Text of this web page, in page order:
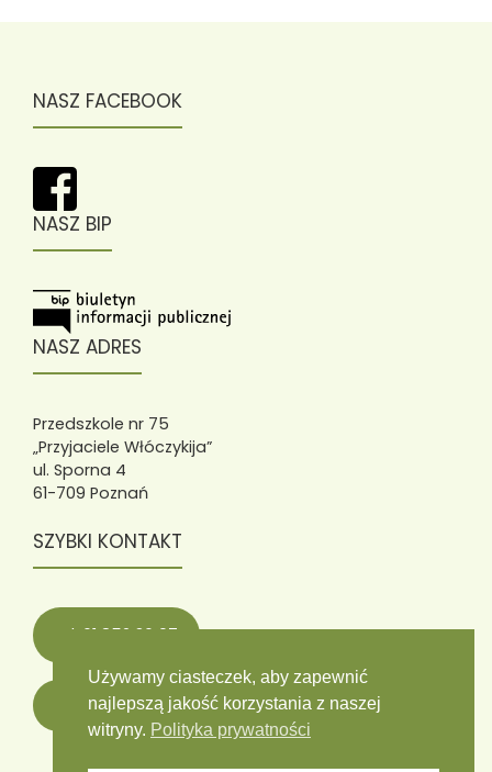
NASZ FACEBOOK
NASZ BIP
NASZ ADRES
Przedszkole nr 75
„Przyjaciele Włóczykija”
ul. Sporna 4
61-709 Poznań
SZYBKI KONTAKT
tel. 61 852 36 07
wloczykije75@wloczykije75.poznan.pl
Używamy ciasteczek, aby zapewnić
najlepszą jakość korzystania z naszej
witryny. Polityka prywatności